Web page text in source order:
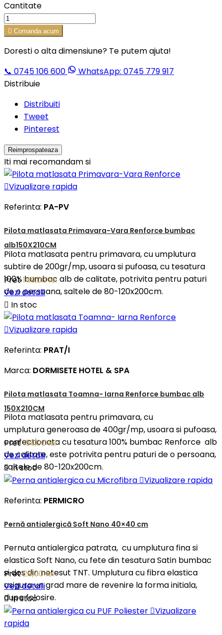
Cantitate
 Comanda acum
Doresti o alta dimensiune? Te putem ajuta!
📞 0745 106 600
WhatsApp: 0745 779 917
Distribuie
Distribuiti
Tweet
Pinterest
Iti mai recomandam si
Vizualizare rapida
Referinta: PA-PV
Pilota matlasata Primavara-Vara Renforce bumbac
alb150X210CM
Pilota matlasata pentru primavara, cu umplutura
subtire de 200gr/mp, usoara si pufoasa, cu tesatura
100% bumbac alb de calitate, potrivita pentru paturi
de o persoana, saltele de 80-120x200cm.
Pret149,00 lei
Vezi detalii
 In stoc
Vizualizare rapida
Referinta: PRAT/I
Marca: DORMISETE HOTEL & SPA
Pilota matlasata Toamna- Iarna Renforce bumbac alb
150X210CM
Pilota matlasata pentru primavara, cu
umplutura generoasa de 400gr/mp, usoara si pufoasa,
confectionata cu tesatura 100% bumbac Renforce alb
de calitate, este potrivita pentru paturi de o persoana,
saltele de 80-120x200cm.
Pret159,00 lei
Vezi detalii
In stoc
Vizualizare rapida
Referinta: PERMICRO
Pernă antialergică Soft Nano 40×40 cm
Pernuta antialergica patrata, cu umplutura fina si
elastica Soft Nano, cu fete din tesatura Satin bumbac
si dos din netesut TNT. Umplutura cu fibra elastica
asigura un grad mare de revenire la forma initiala,
dupa folosire.
Pret28,00 lei
Vezi detalii
In stoc
Vizualizare
rapida